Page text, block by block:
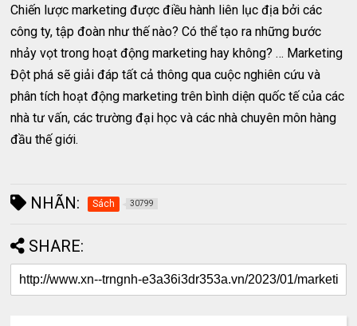
Chiến lược marketing được điều hành liên lục địa bởi các
công ty, tập đoàn như thế nào? Có thể tạo ra những bước
nhảy vọt trong hoạt động marketing hay không? … Marketing
Đột phá sẽ giải đáp tất cả thông qua cuộc nghiên cứu và
phân tích hoạt động marketing trên bình diện quốc tế của các
nhà tư vấn, các trường đại học và các nhà chuyên môn hàng
đầu thế giới.
NHÃN: Sách 30799
SHARE: